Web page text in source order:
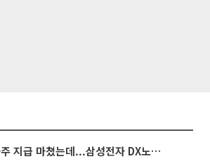
3445억 자사주 지급 마쳤는데...삼성전자 DX노조, 뒤늦은 '떼쓰기 집회'